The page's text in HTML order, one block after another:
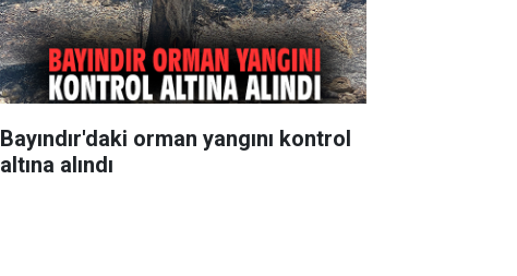
Bayındır'daki orman yangını kontrol
altına alındı